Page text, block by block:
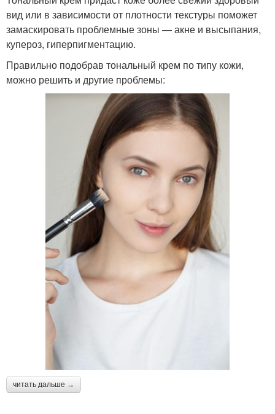
вид или в зависимости от плотности текстуры поможет
замаскировать проблемные зоны — акне и высыпания,
купероз, гиперпигментацию.
Правильно подобрав тональный крем по типу кожи,
можно решить и другие проблемы:
читать дальше →